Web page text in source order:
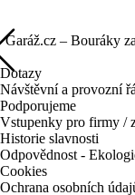
Garáž.cz – Bouráky
Dotazy
Návštěvní a provozní
Podporujeme
Vstupenky pro firmy /
Historie slavnosti
Odpovědnost -
Cookies
Ochrana osobních